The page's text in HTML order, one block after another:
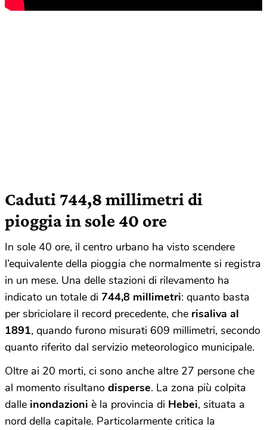
Caduti 744,8 millimetri di
pioggia in sole 40 ore
In sole 40 ore, il centro urbano ha visto scendere
l’equivalente della pioggia che normalmente si registra
in un mese. Una delle stazioni di rilevamento ha
indicato un totale di 744,8 millimetri: quanto basta
per sbriciolare il record precedente, che risaliva al
1891, quando furono misurati 609 millimetri, secondo
quanto riferito dal servizio meteorologico municipale.
Oltre ai 20 morti, ci sono anche altre 27 persone che
al momento risultano disperse. La zona più colpita
dalle inondazioni è la provincia di Hebei, situata a
nord della capitale. Particolarmente critica la